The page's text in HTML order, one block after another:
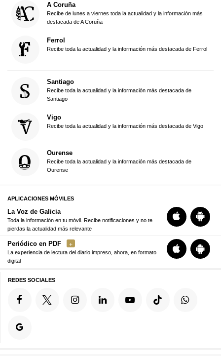
A Coruña
Recibe de lunes a viernes toda la actualidad y la información más
destacada de A Coruña
Ferrol
Recibe toda la actualidad y la información más destacada de Ferrol
Santiago
Recibe toda la actualidad y la información más destacada de
Santiago
Vigo
Recibe toda la actualidad y la información más destacada de Vigo
Ourense
Recibe toda la actualidad y la información más destacada de
Ourense
APLICACIONES MÓVILES
La Voz de Galicia
Toda la información en tu móvil. Recibe notificaciones y no te
pierdas la actualidad más relevante
Periódico en PDF
La experiencia de lectura del diario impreso, ahora, en formato
digital
REDES SOCIALES